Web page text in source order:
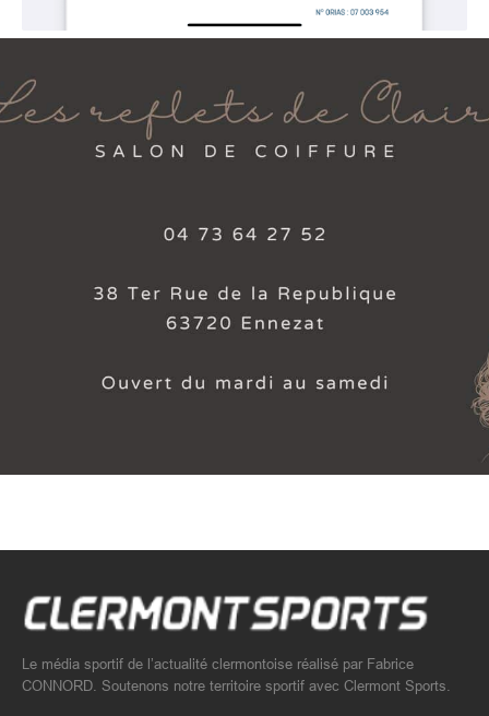
Le média sportif de l’actualité clermontoise réalisé par Fabrice
CONNORD. Soutenons notre territoire sportif avec Clermont Sports.